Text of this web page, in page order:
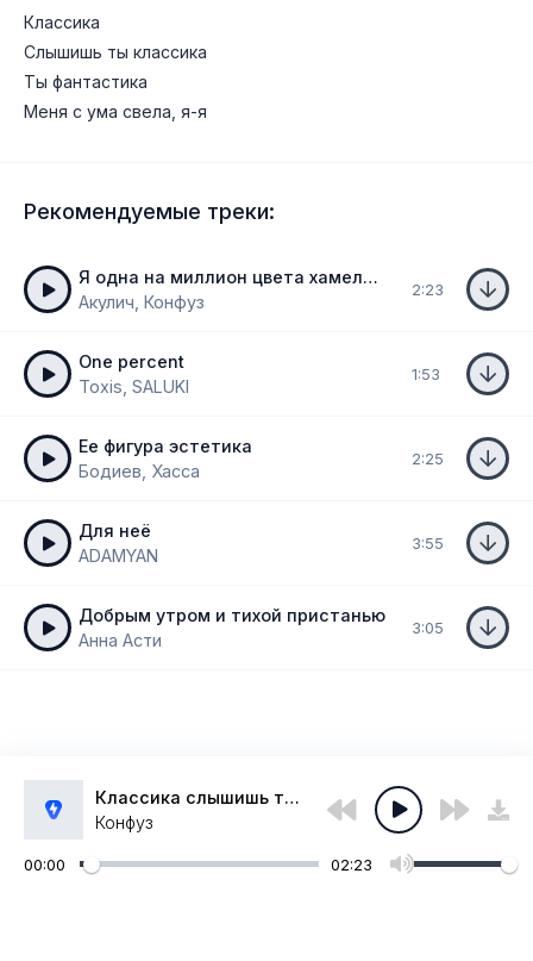
Классика
Слышишь ты классика
Ты фантастика
Меня с ума свела, я-я
Рекомендуемые треки:
Я одна на миллион цвета хамелеон
Акулич, Конфуз
2:23
One percent
Toxis, SALUKI
1:53
Ее фигура эстетика
Бодиев, Хасса
2:25
Для неё
ADAMYAN
3:55
Добрым утром и тихой пристанью
Анна Асти
3:05
Классика слышишь ты классика ты фантастика
Конфуз
00:00 02:23